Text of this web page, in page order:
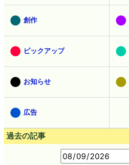
創作
ピックアップ
お知らせ
広告
過去の記事